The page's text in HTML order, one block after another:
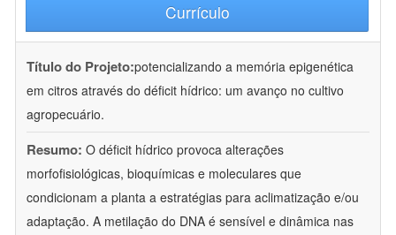
Currículo
Título do Projeto:potencializando a memória epigenética
em citros através do déficit hídrico: um avanço no cultivo
agropecuário.
Resumo: O déficit hídrico provoca alterações
morfofisiológicas, bioquímicas e moleculares que
condicionam a planta a estratégias para aclimatização e/ou
adaptação. A metilação do DNA é sensível e dinâmica nas